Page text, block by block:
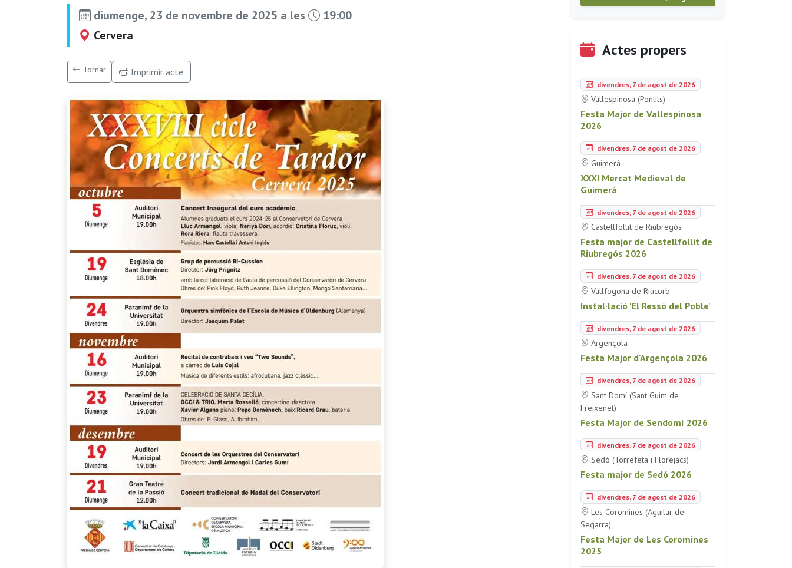
diumenge, 23 de novembre de 2025 a les
19:00
Cervera
Tornar Imprimir acte
Actes propers
divendres, 7 de agost de 2026
Vallespinosa (Pontils)
Festa Major de Vallespinosa
2026
divendres, 7 de agost de 2026
Guimerà
XXXI Mercat Medieval de
Guimerà
divendres, 7 de agost de 2026
Castellfollit de Riubregós
Festa major de Castellfollit de
Riubregós 2026
divendres, 7 de agost de 2026
Vallfogona de Riucorb
Instal·lació 'El Ressò del Poble'
divendres, 7 de agost de 2026
Argençola
Festa Major d'Argençola 2026
divendres, 7 de agost de 2026
Sant Domí (Sant Guim de
Freixenet)
Festa Major de Sendomí 2026
divendres, 7 de agost de 2026
Sedó (Torrefeta i Florejacs)
Festa major de Sedó 2026
divendres, 7 de agost de 2026
Les Coromines (Aguilar de
Segarra)
Festa Major de Les Coromines
2025